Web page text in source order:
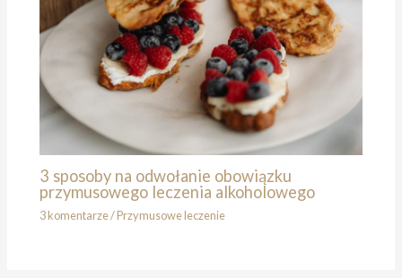
3 sposoby na odwołanie obowiązku
przymusowego leczenia alkoholowego
3 komentarze/Przymusowe leczenie